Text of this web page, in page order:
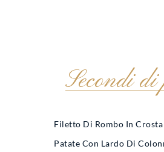
Secondi di
Filetto Di Rombo In Crosta
Patate Con Lardo Di